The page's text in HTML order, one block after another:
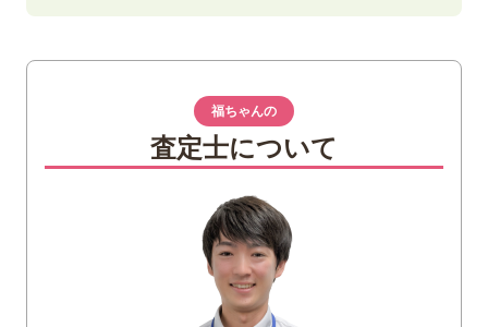
常滑焼の歴史的展開
急須の生産
土の魅力
買取市場で評価されやすい常滑焼の特徴
需要が安定している朱泥急須
美術的価値と実用性の両立
福ちゃんの
査定士について